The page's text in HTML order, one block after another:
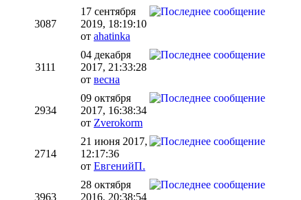
3087
17 сентября
2019, 18:19:10
от ahatinka
3111
04 декабря
2017, 21:33:28
от весна
2934
09 октября
2017, 16:38:34
от Zverokorm
2714
21 июня 2017,
12:17:36
от ЕвгенийП.
3963
28 октября
2016, 20:38:54